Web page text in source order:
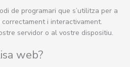
de programari que s’utilitza per a
i interactivament.
servidor o al vostre dispositiu.
web?